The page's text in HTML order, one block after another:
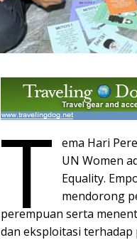
T
ema Hari
UN Women
Equality.
mendorong
perempuan serta
dan eksploitasi terhadap